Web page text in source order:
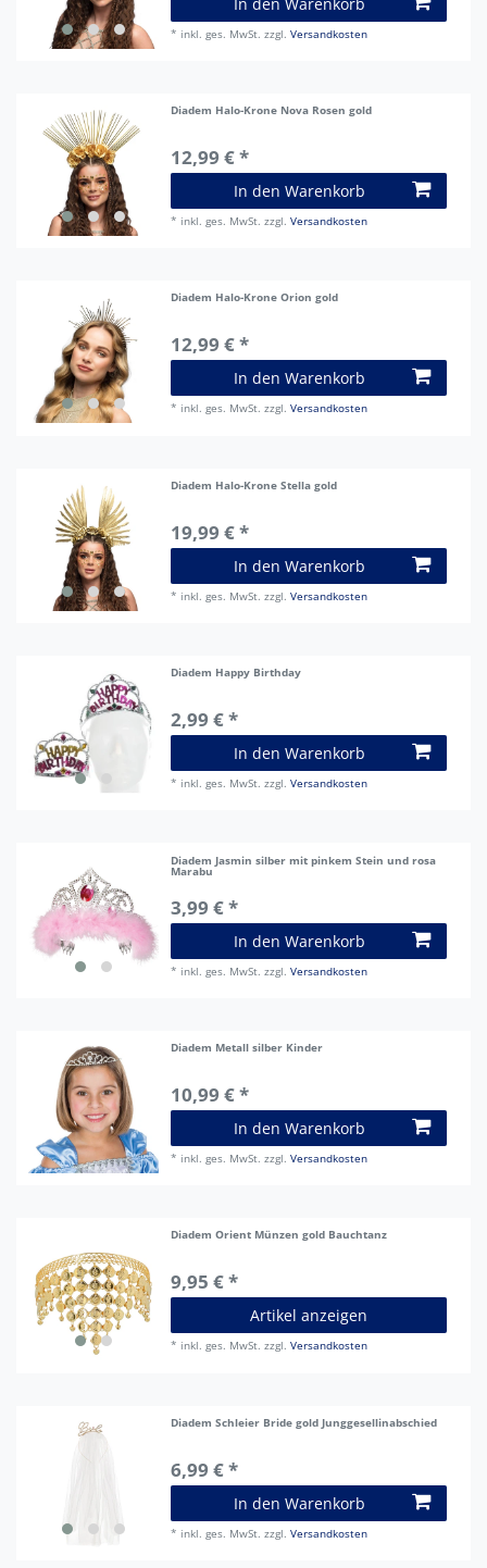
* inkl. ges. MwSt. zzgl.Versandkosten
Diadem Halo-Krone Nova Rosen gold
12,99 € *
In den Warenkorb
* inkl. ges. MwSt. zzgl.Versandkosten
Diadem Halo-Krone Orion gold
12,99 € *
In den Warenkorb
* inkl. ges. MwSt. zzgl.Versandkosten
Diadem Halo-Krone Stella gold
19,99 € *
In den Warenkorb
* inkl. ges. MwSt. zzgl.Versandkosten
Diadem Happy Birthday
2,99 € *
In den Warenkorb
* inkl. ges. MwSt. zzgl.Versandkosten
Diadem Jasmin silber mit pinkem Stein und rosa
Marabu
3,99 € *
In den Warenkorb
* inkl. ges. MwSt. zzgl.Versandkosten
Diadem Metall silber Kinder
10,99 € *
In den Warenkorb
* inkl. ges. MwSt. zzgl.Versandkosten
Diadem Orient Münzen gold Bauchtanz
9,95 € *
Artikel anzeigen
* inkl. ges. MwSt. zzgl.Versandkosten
Diadem Schleier Bride gold Junggesellinabschied
6,99 € *
In den Warenkorb
* inkl. ges. MwSt. zzgl.Versandkosten